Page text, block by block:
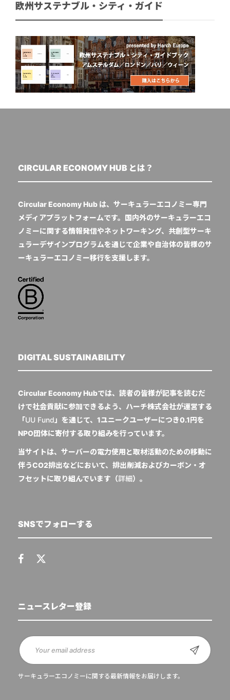
欧州サステナブル・シティ・ガイド
CIRCULAR ECONOMY HUB とは？
Circular Economy Hub は、サーキュラーエコノミー専門
メディアプラットフォームです。国内外のサーキュラーエコ
ノミーに関する情報発信やネットワーキング、共創型サーキ
ュラーデザインプログラムを通じて企業や自治体の皆様のサ
ーキュラーエコノミー移行を支援します。
DIGITAL SUSTAINABILITY
Circular Economy Hubでは、読者の皆様が記事を読むだ
けで社会貢献に参加できるよう、ハーチ株式会社が運営する
「UU Fund 」を通じて、1ユニークユーザーにつき0.1円を
NPO団体に寄付する取り組みを行っています。
当サイトは、サーバーの電力使用と取材活動のための移動に
伴うCO2排出などにおいて、排出削減およびカーボン・オ
フセットに取り組んでいます（詳細）。
SNSでフォローする
ニュースレター登録
サーキュラーエコノミーに関する最新情報をお届けします。